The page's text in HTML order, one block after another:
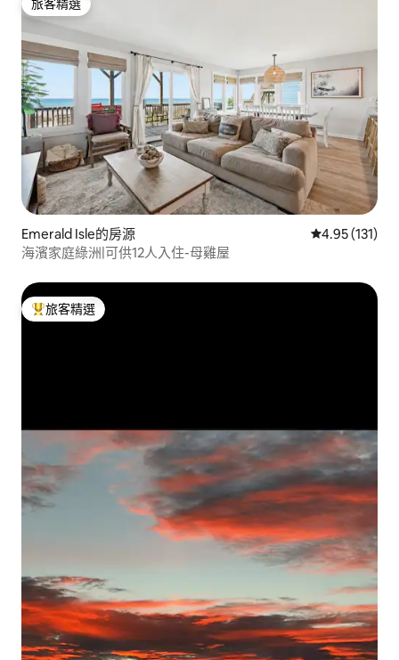
旅客精選
旅客精選
Emerald Isle的房源 從 131 則評價
4.95 (131)
海濱家庭綠洲|可供12人入住-母雞屋
旅客精選榜首
旅客精選